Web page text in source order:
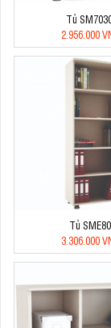
Tủ
2.956.000
Tủ
3.306.000